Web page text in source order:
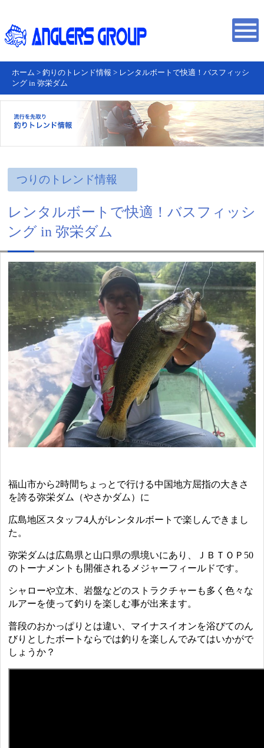
ホーム > 釣りのトレンド情報 > レンタルボートで快適！バスフィッシ
ング in 弥栄ダム
つりのトレンド情報
レンタルボートで快適！バスフィッシ
ング in 弥栄ダム
福山市から2時間ちょっとで行ける中国地方屈指の大きさ
を誇る弥栄ダム（やさかダム）に
広島地区スタッフ4人がレンタルボートで楽しんできまし
た。
弥栄ダムは広島県と山口県の県境いにあり、ＪＢＴＯＰ50
のトーナメントも開催されるメジャーフィールドです。
シャローや立木、岩盤などのストラクチャーも多く色々な
ルアーを使って釣りを楽しむ事が出来ます。
普段のおかっぱりとは違い、マイナスイオンを浴びてのん
びりとしたボートならでは釣りを楽しんでみてはいかがで
しょうか？